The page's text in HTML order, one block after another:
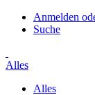
Anmelden
Suche
Alles
Alles